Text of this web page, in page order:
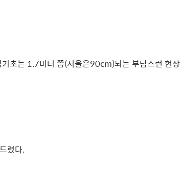
초는 1.7미터 쯤(서울은90cm)되는 부담스런 현장
렸다.